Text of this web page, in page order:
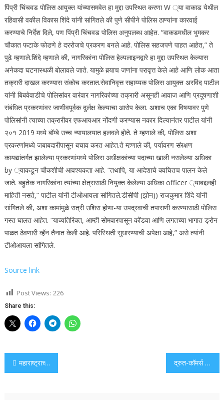
पिंप्री चिंचवड पोलिस आयुक्त यांच्यासमवेत हा मुद्दा उपस्थित करणा W ्या वाकाड येथील
रहिवासी वकील विकास शिंदे यांनी सांगितले की पुणे सीपीने पोलिस ठाण्यांना कारवाई
करण्याचे निर्देश दिले, पण पिंप्री चिंचवड पोलिस अनुपलब्ध आहेत. “वाकडमधील भुमकर
चौकात फटाके फोडणे हे दररोजचे प्रकरण बनले आहे. पोलिस सहजपणे पाहत आहेत,” ते
पुढे म्हणाले.शिंदे म्हणाले की, नागरिकांना पोलिस हेल्पलाइनद्वारे हा मुद्दा उपस्थित केल्यास
अनेकदा घटनास्थळी बोलावले जाते. यामुळे बर्‍याच जणांना परावृत्त केले आहे आणि लोक आता
तक्रारी दाखल करण्यास संकोच करतात.सेवानिवृत्त सहाय्यक पोलिस आयुक्त अरविंद पाटील
यांनी बिबवेवाडीचे पोलिसांवर वारंवार नागरिकांच्या तक्रारी असूनही आवाज आणि प्रदूषणाशी
संबंधित प्रकरणांवर जाणीवपूर्वक दुर्लक्ष केल्याचा आरोप केला. अशाच एका विषयावर पुणे
पोलिसांनी त्याच्या तक्रारीवर एफआयआर नोंदणी करण्यास नकार दिल्यानंतर पाटील यांनी
२०१ 2019 मध्ये बॉम्बे उच्च न्यायालयात हलवले होते. ते म्हणाले की, पोलिस अशा
प्रकरणांमध्ये जबाबदारीपासून बचाव करत आहेत.ते म्हणाले की, पर्यावरण संरक्षण
कायद्यांतर्गत झालेल्या प्रकरणांमध्ये पोलिस अधीक्षकांच्या पदाच्या खाली नसलेल्या अधिका
by ्याकडून चौकशीची आवश्यकता आहे. “तथापि, या आदेशाचे क्वचितच पालन केले
जाते. बहुतेक नागरिकांना त्यांच्या क्षेत्रासाठी नियुक्त केलेल्या अधिका officer ्याबद्दलही
माहिती नसते,” पाटील यांनी टीओआयला सांगितले.डीसीपी (झोन)) राजकुमार शिंदे यांनी
सांगितले की, अशा कामांमुळे रात्री उशिरा होणा-या उपद्रवाची तपासणी करण्यासाठी पोलिस
गस्त घालत आहेत. “याव्यतिरिक्त, आम्ही सोमवारपासून कोंडवा आणि लगतच्या भागात ड्रोन
पाळत ठेवणारी व्हॅन तैनात केली आहे. परिस्थिती सुधारण्याची अपेक्षा आहे,” असे त्यांनी
टीओआयला सांगितले.
Source link
Post Views: 226
Share this:
Post
महाराष्ट्राच्या सहकार संवाह पोर्टलने गृहनिर्माण संस्थांविरूद्ध 80% तक्रारींचे निराकरण केले आहे; पारदर्शकता, वेगवान कृती सुनिश्चित करते द्रुत-कॉमर्स अ‍ॅप्स उत्सवाच्या गरजेसाठी सुलभ येतात